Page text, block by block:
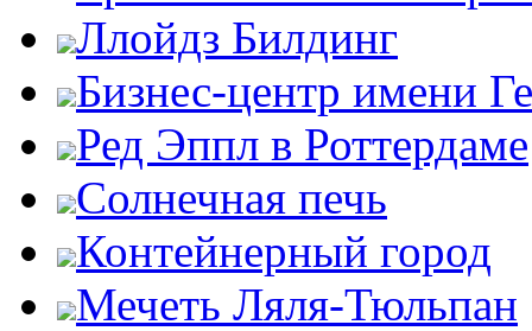
Ллойдз Билдинг
Бизнес-центр имени
Ред Эппл в Роттердаме
Солнечная печь
Контейнерный город
Мечеть Ляля-Тюльпан